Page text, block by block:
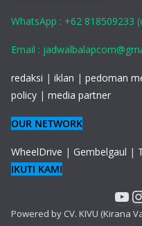
WhatsApp : +62 818509233
Email :
redaksi | iklan | pedoman
policy | media partner
OUR NETWORK
WheelDrive | Gembelgaul |
IKUTI KAMI
Powered by CV. KIVU (Kirana